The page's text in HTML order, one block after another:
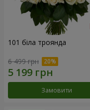
101 біла троянда
6 499 грн
Замовити